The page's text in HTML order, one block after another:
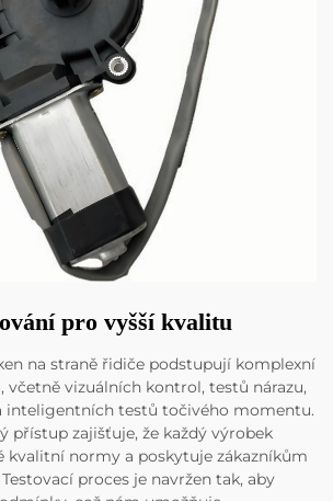
pro vyšší kvalitu
na straně řidiče podstupují komplexní
včetně vizuálních kontrol, testů nárazu,
inteligentních testů točivého momentu.
přístup zajišťuje, že každý výrobek
kvalitní normy a poskytuje zákazníkům
proces je navržen tak, aby